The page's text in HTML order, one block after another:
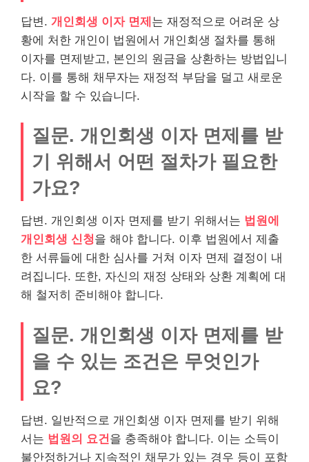
답변. 개인회생 이자 면제 는 재정적으로 어려운 상
황에 처한 개인이 법원에서 개인회생 절차를 통해
이자를 면제받고, 본인의 원금을 상환하는 방법입니
다. 이를 통해 채무자는 재정적 부담을 덜고 새로운
시작을 할 수 있습니다.
질문. 개인회생 이자 면제를 받
기 위해서 어떤 절차가 필요한
가요?
답변. 개인회생 이자 면제를 받기 위해서는 법원에
개인회생 신청을 해야 합니다. 이후 법원에서 제출
한 서류들에 대한 심사를 거쳐 이자 면제 결정이 내
려집니다. 또한, 자신의 재정 상태와 상환 계획에 대
해 철저히 준비해야 합니다.
질문. 개인회생 이자 면제를 받
을 수 있는 조건은 무엇인가
요?
답변. 일반적으로 개인회생 이자 면제를 받기 위해
서는 법원의 요건 을 충족해야 합니다. 이는 소득이
불안정하거나 지속적인 채무가 있는 경우 등이 포함